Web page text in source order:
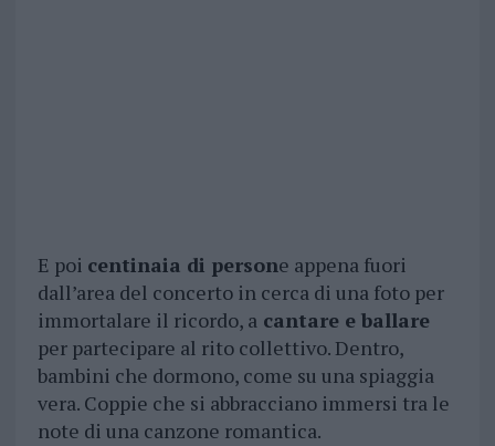
E poi centinaia di persone appena fuori
dall’area del concerto in cerca di una foto per
immortalare il ricordo, acantare e ballare
per partecipare al rito collettivo. Dentro,
bambini che dormono, come su una spiaggia
vera. Coppie che si abbracciano immersi tra le
note di una canzone romantica.